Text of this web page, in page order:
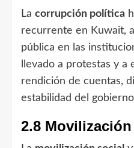
La corrupción política
recurrente en Kuwait,
pública en las
llevado a protestas y a
rendición de cuentas,
estabilidad del
2.8